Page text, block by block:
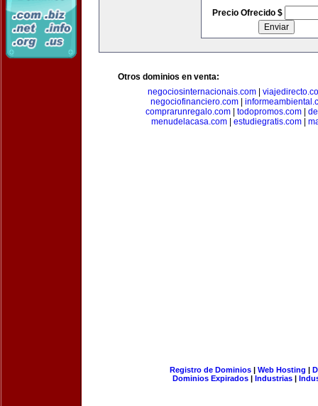
Precio Ofrecido $
Otros dominios en venta:
negociosinternacionais.com
negociofinanciero.com
comprarunregalo.com| todopromos.com|
menudelacasa.com
estudiegratis.com
Registro de Dominios| Web Hosting |
Dominios Expirados | Industrias |